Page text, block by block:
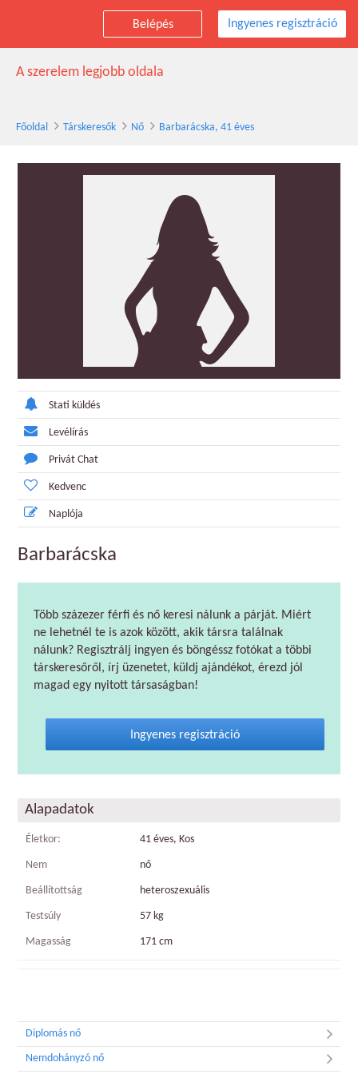
Belépés Ingyenes regisztráció
Barbarácska társkereső nő, 41 éves
A szerelem legjobb oldala
Főoldal Társkeresők Nő Barbarácska, 41 éves
Stati küldés
Levélírás
Privát Chat
Kedvenc
Naplója
Barbarácska
Több százezer férfi és nő keresi nálunk a párját. Miért
ne lehetnél te is azok között, akik társra találnak
nálunk? Regisztrálj ingyen és böngéssz fotókat a többi
társkeresőről, írj üzenetet, küldj ajándékot, érezd jól
magad egy nyitott társaságban!
Ingyenes regisztráció
Alapadatok
Életkor: 41 éves, Kos
Nem nő
Beállítottság heteroszexuális
Testsúly 57 kg
Magasság 171 cm
Diplomás nő
Nemdohányzó nő